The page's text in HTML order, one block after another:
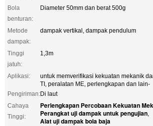
Bola
benturan:
Diameter 50mm dan berat 500g
Metode
dampak:
dampak vertikal, dampak pendulum
Tinggi
jatuh:
1,3m
Aplikasi:
untuk memverifikasi kekuatan mekanik
TI, peralatan ME, perlengkapan dan lain-
Pengiriman:Di laut
Cahaya
Tinggi:
Perlengkapan Percobaan Kekuatan
Perangkat uji dampak untuk pengujian,
Alat uji dampak bola baja